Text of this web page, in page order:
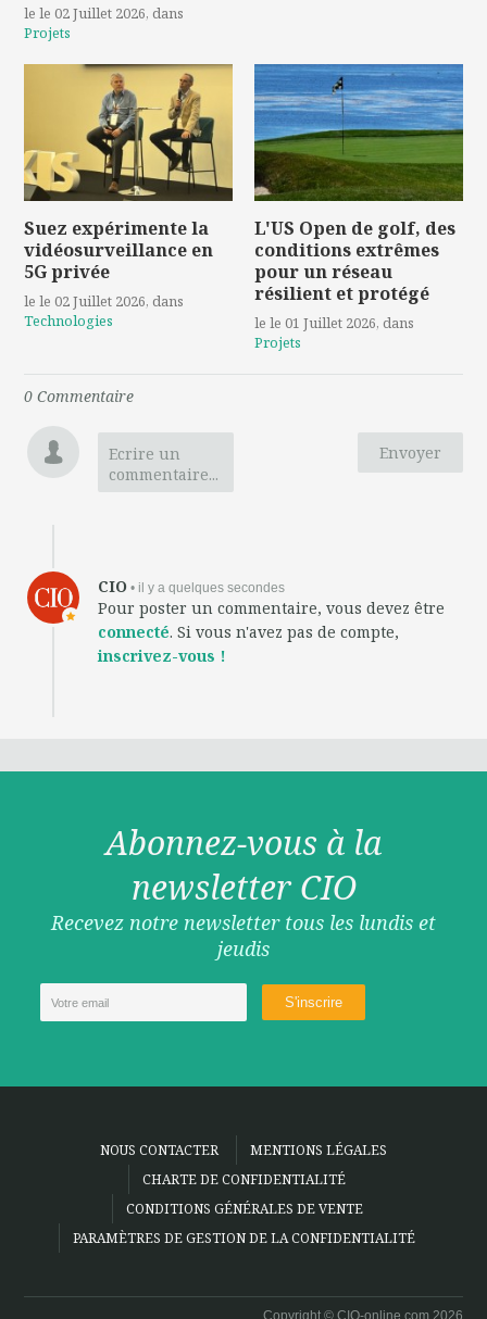
le le 02 Juillet 2026, dans
Projets
Suez expérimente la
vidéosurveillance en
5G privée
le le 02 Juillet 2026, dans
Technologies
L'US Open de golf, des
conditions extrêmes
pour un réseau
résilient et protégé
le le 01 Juillet 2026, dans
Projets
0 Commentaire
Envoyer
Ecrire un
commentaire...
CIO • il y a quelques secondes
Pour poster un commentaire, vous devez être
connecté. Si vous n'avez pas de compte,
inscrivez-vous !
Abonnez-vous à la
newsletter CIO
Recevez notre newsletter tous les lundis et
jeudis
NOUS CONTACTER
MENTIONS LÉGALES
CHARTE DE CONFIDENTIALITÉ
CONDITIONS GÉNÉRALES DE VENTE
PARAMÈTRES DE GESTION DE LA CONFIDENTIALITÉ
Copyright © CIO-online.com 2026